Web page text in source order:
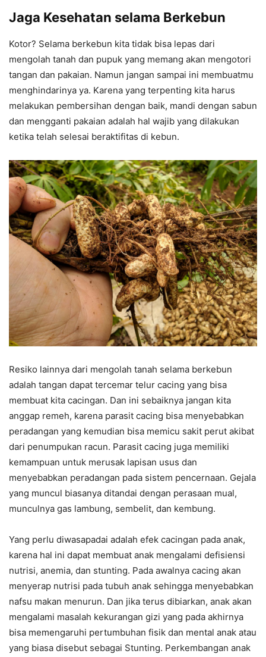
Jaga Kesehatan selama Berkebun
Kotor? Selama berkebun kita tidak bisa lepas dari
mengolah tanah dan pupuk yang memang akan mengotori
tangan dan pakaian. Namun jangan sampai ini membuatmu
menghindarinya ya. Karena yang terpenting kita harus
melakukan pembersihan dengan baik, mandi dengan sabun
dan mengganti pakaian adalah hal wajib yang dilakukan
ketika telah selesai beraktifitas di kebun.
Resiko lainnya dari mengolah tanah selama berkebun
adalah tangan dapat tercemar telur cacing yang bisa
membuat kita cacingan. Dan ini sebaiknya jangan kita
anggap remeh, karena parasit cacing bisa menyebabkan
peradangan yang kemudian bisa memicu sakit perut akibat
dari penumpukan racun. Parasit cacing juga memiliki
kemampuan untuk merusak lapisan usus dan
menyebabkan peradangan pada sistem pencernaan. Gejala
yang muncul biasanya ditandai dengan perasaan mual,
munculnya gas lambung, sembelit, dan kembung.
Yang perlu diwasapadai adalah efek cacingan pada anak,
karena hal ini dapat membuat anak mengalami defisiensi
nutrisi, anemia, dan stunting. Pada awalnya cacing akan
menyerap nutrisi pada tubuh anak sehingga menyebabkan
nafsu makan menurun. Dan jika terus dibiarkan, anak akan
mengalami masalah kekurangan gizi yang pada akhirnya
bisa memengaruhi pertumbuhan fisik dan mental anak atau
yang biasa disebut sebagai Stunting. Perkembangan anak